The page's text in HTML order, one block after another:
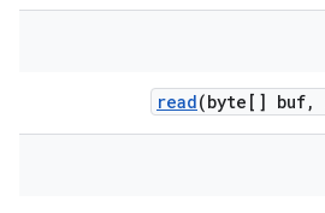
read(byte[] buf,